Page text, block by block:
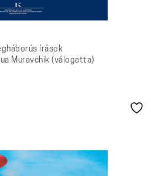
írások
Muravchik (válogatta)